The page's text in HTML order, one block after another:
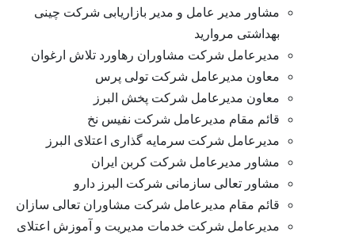
مشاور مدیر عامل و مدیر بازاریابی شرکت چینی
بهداشتی مروارید
مدیرعامل شرکت مشاوران رهاورد تلاش ارغوان
معاون مدیرعامل شركت تولی پرس
معاون مدیرعامل شركت پخش البرز
قائم مقام مدیرعامل شرکت نفیس نخ
مدیرعامل شركت سرمایه گذاری اعتلای البرز
مشاور مدیرعامل شركت كربن ایران
مشاور تعالی سازمانی شركت البرز دارو
قائم مقام مدیرعامل شركت مشاوران تعالی سازان
مدیرعامل شركت خدمات مدیریت و آموزش اعتلای